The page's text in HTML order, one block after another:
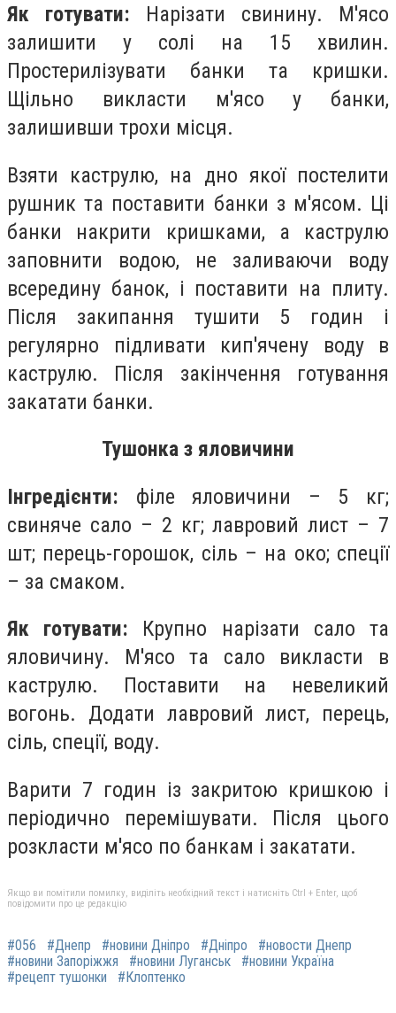
Як готувати: Нарізати свинину. М'ясо
залишити у солі на 15 хвилин.
Простерилізувати банки та кришки.
Щільно викласти м'ясо у банки,
залишивши трохи місця.
Взяти каструлю, на дно якої постелити
рушник та поставити банки з м'ясом. Ці
банки накрити кришками, а каструлю
заповнити водою, не заливаючи воду
всередину банок, і поставити на плиту.
Після закипання тушити 5 годин і
регулярно підливати кип'ячену воду в
каструлю. Після закінчення готування
закатати банки.
Тушонка з яловичини
Інгредієнти: філе яловичини – 5 кг;
свиняче сало – 2 кг; лавровий лист – 7
шт; перець-горошок, сіль – на око; спеції
– за смаком.
Як готувати: Крупно нарізати сало та
яловичину. М'ясо та сало викласти в
каструлю. Поставити на невеликий
вогонь. Додати лавровий лист, перець,
сіль, спеції, воду.
Варити 7 годин із закритою кришкою і
періодично перемішувати. Після цього
розкласти м'ясо по банкам і закатати.
Якщо ви помітили помилку, виділіть необхідний текст і натисніть Ctrl + Enter, щоб
повідомити про це редакцію
#056 #Днепр #новини Дніпро #Дніпро
#новости Днепр
#новини Запоріжжя
#новини Луганськ
#новини Україна
#рецепт тушонки
#Клоптенко